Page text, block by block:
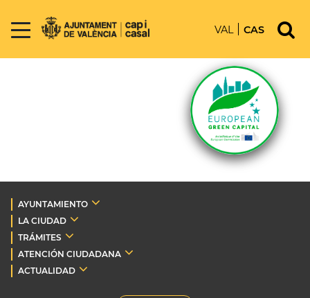
VAL CAS
AYUNTAMIENTO
LA CIUDAD
TRÁMITES
ATENCIÓN CIUDADANA
ACTUALIDAD